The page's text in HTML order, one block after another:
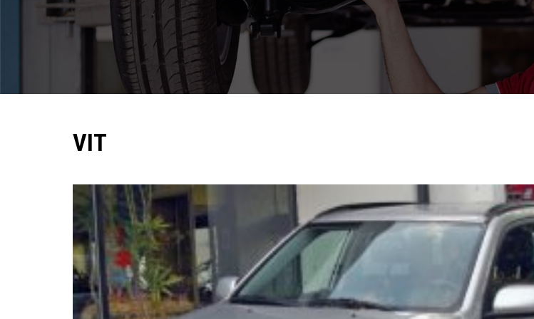
Diagnostyka komputerowa – Radom, Warszawa i
Pomoc w znalezieniu auta w Polsce
Wyszukiwanie samochodu w ogłoszeniach
Zamów inspekcję
VIT